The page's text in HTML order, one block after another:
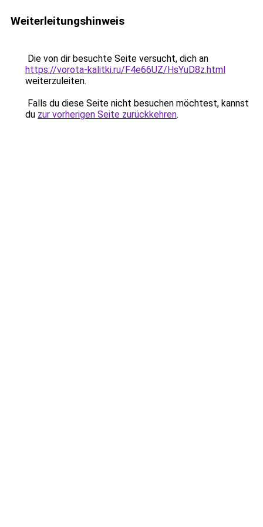
Weiterleitungshinweis
Die von dir besuchte Seite versucht, dich an
https://vorota-kalitki.ru/F4e66UZ/HsYuD8z.html
weiterzuleiten.
Falls du diese Seite nicht besuchen möchtest, kannst
du zur vorherigen Seite zurückkehren.